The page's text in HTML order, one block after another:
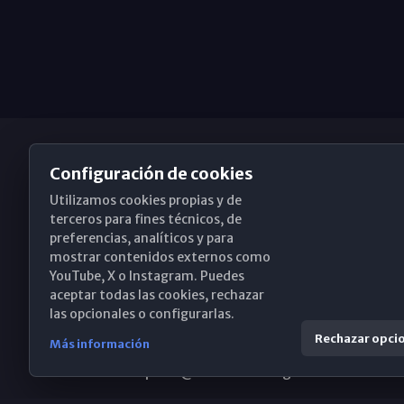
Obispado de Málaga
Santa María, 18-20. 29015 Málaga
(+34) 952 224 386
Configuración de cookies
Utilizamos cookies propias y de
terceros para fines técnicos, de
preferencias, analíticos y para
mostrar contenidos externos como
YouTube, X o Instagram. Puedes
aceptar todas las cookies, rechazar
las opcionales o configurarlas.
Más información Rechazar